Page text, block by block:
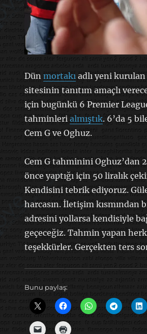
Dün mortakı adlı yeni
sitesinin tanıtım amaçlı
için bugünkü 6 Premier
tahminleri almıştık. 6’da 5
Cem G ve Oghuz.
Cem G tahminini Oghuz’dan
önce yaptığı için 50 liralık
Kendisini tebrik ediyoruz.
harcasın. İletişim kısmından
adresini yollarsa kendisiyle
geçeceğiz. Tahmin yapan
teşekkürler. Gerçekten ters
Bunu paylaş: